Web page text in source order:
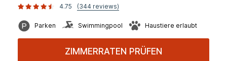
4.75
(344 reviews)
Parken Swimmingpool Haustiere erlaubt
ZIMMERRATEN PRÜFEN